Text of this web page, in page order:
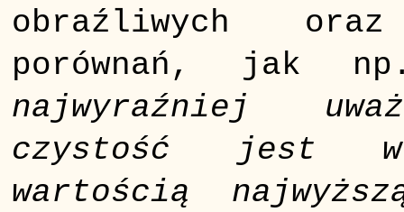
obraźliwych
porównań, jak
najwyraźniej
czystość jest w
wartością